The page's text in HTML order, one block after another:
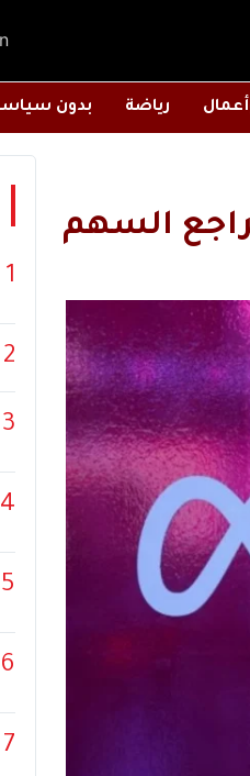
رياضة بدون
السهم
1
2
3
4
5
6
7